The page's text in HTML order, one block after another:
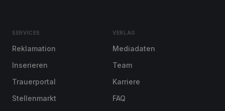
SERVICES
Reklamation
Inserieren
Trauerportal
Stellenmarkt
VERLAG
Mediadaten
Team
Karriere
FAQ